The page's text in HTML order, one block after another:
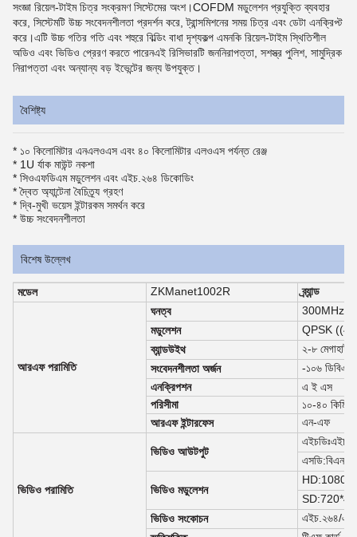
সংজ্ঞা রিয়েল-টাইম চিত্র সংক্রমণ সিস্টেমের অংশ।COFDM মডুলেশন প্রযুক্তি ব্যবহার
করে, সিস্টেমটি উচ্চ সংবেদনশীলতা প্রদর্শন করে, ট্রান্সমিশনের সময় চিত্র এবং ডেটা এনক্রিপ্ট
করে।এটি উচ্চ গতির গতি এবং শহুরে বিল্ডিং বাধা দৃশ্যকল্প এমনকি রিয়েল-টাইম স্থিতিশীল
অডিও এবং ভিডিও প্রেরণ করতে পারেনএই রিসিভারটি জননিরাপত্তা, সশস্ত্র পুলিশ, সামুদ্রিক
নিরাপত্তা এবং অন্যান্য বড় ইভেন্টের জন্য উপযুক্ত।
বৈশিষ্ট্য
* ১০ কিলোমিটার এনএলওএস এবং ৪০ কিলোমিটার এলওএস পর্যন্ত রেঞ্জ
* 1U র্যাক মাউন্ট নকশা
* সিওএফডিএম মডুলেশন এবং এইচ.২৬৪ ডিকোডিং
* দ্বৈত অ্যান্টেনা বৈচিত্র্য গ্রহণ
* দ্বি-মুখী ভয়েস ইন্টারকম সমর্থন করে
* উচ্চ সংবেদনশীলতা
বিশেষ উল্লেখ
মডেল ZKManet1002R ব্র্যান্ড
আরএফ পরামিতি
ঘনত্ব
300MHz-
মডুলেশন
QPSK
ব্যান্ডউইথ
২-৮ মেগাহার্টজ
সংবেদনশীলতা অর্জন
-১০৬ ডিবিএম
এনক্রিপশন
এ ই এস
পরিসীমা
১০-৪০ কিমি
আরএফ ইন্টারফেস
এন-এফ
ভিডিও পরামিতি
ভিডিও আউটপুট
এসডি:বিএনসি
ভিডিও মডুলেশন
ভিডিও সংকোচন
এইচ.২৬৪/